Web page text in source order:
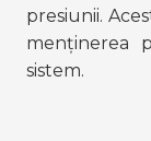
presiunii.
menținerea
sistem.